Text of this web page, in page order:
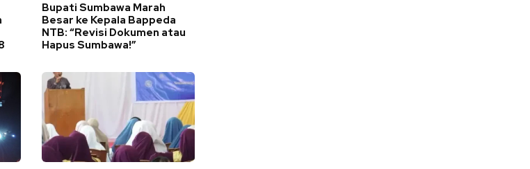
Bupati Sumbawa Marah
Besar ke Kepala Bappeda
NTB: “Revisi Dokumen atau
Hapus Sumbawa!”